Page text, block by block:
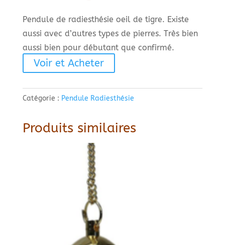
Pendule de radiesthésie oeil de tigre. Existe
aussi avec d’autres types de pierres. Très bien
aussi bien pour débutant que confirmé.
Voir et Acheter
Catégorie : Pendule Radiesthésie
Produits similaires